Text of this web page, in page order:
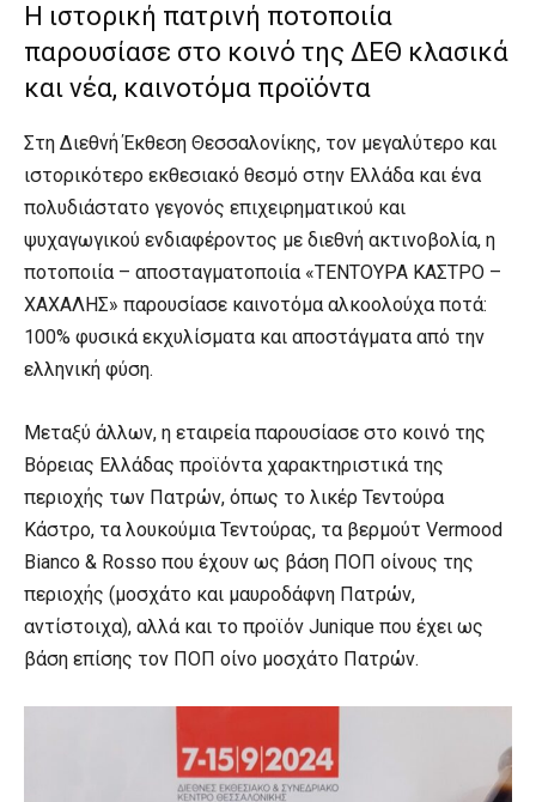
Η ιστορική πατρινή ποτοποιία
παρουσίασε στο κοινό της ΔΕΘ κλασικά
και νέα, καινοτόμα προϊόντα
Στη Διεθνή Έκθεση Θεσσαλονίκης, τον μεγαλύτερο και
ιστορικότερο εκθεσιακό θεσμό στην Ελλάδα και ένα
πολυδιάστατο γεγονός επιχειρηματικού και
ψυχαγωγικού ενδιαφέροντος με διεθνή ακτινοβολία, η
ποτοποιία – αποσταγματοποιία «ΤΕΝΤΟΥΡΑ ΚΑΣΤΡΟ –
ΧΑΧΑΛΗΣ» παρουσίασε καινοτόμα αλκοολούχα ποτά:
100% φυσικά εκχυλίσματα και αποστάγματα από την
ελληνική φύση.
Μεταξύ άλλων, η εταιρεία παρουσίασε στο κοινό της
Βόρειας Ελλάδας προϊόντα χαρακτηριστικά της
περιοχής των Πατρών, όπως το λικέρ Τεντούρα
Κάστρο, τα λουκούμια Τεντούρας, τα βερμούτ Vermood
Bianco & Rosso που έχουν ως βάση ΠΟΠ οίνους της
περιοχής (μοσχάτο και μαυροδάφνη Πατρών,
αντίστοιχα), αλλά και το προϊόν Junique που έχει ως
βάση επίσης τον ΠΟΠ οίνο μοσχάτο Πατρών.